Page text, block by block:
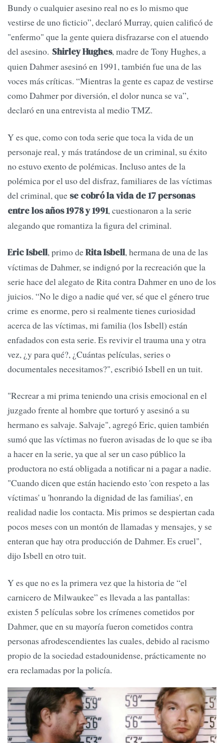
Bundy o cualquier asesino real no es lo mismo que
vestirse de uno ficticio”, declaró Murray, quien calificó de
"enfermo" que la gente quiera disfrazarse con el atuendo
del asesino. Shirley Hughes, madre de Tony Hughes, a
quien Dahmer asesinó en 1991, también fue una de las
voces más críticas. “Mientras la gente es capaz de vestirse
como Dahmer por diversión, el dolor nunca se va”,
declaró en una entrevista al medio TMZ.
Y es que, como con toda serie que toca la vida de un
personaje real, y más tratándose de un criminal, su éxito
no estuvo exento de polémicas. Incluso antes de la
polémica por el uso del disfraz, familiares de las víctimas
del criminal, que se cobró la vida de 17 personas
entre los años 1978 y 1991, cuestionaron a la serie
alegando que romantiza la figura del criminal.
Eric Isbell, primo deRita Isbell, hermana de una de las
víctimas de Dahmer, se indignó por la recreación que la
serie hace del alegato de Rita contra Dahmer en uno de los
juicios. “No le digo a nadie qué ver, sé que el género true
crime es enorme, pero si realmente tienes curiosidad
acerca de las víctimas, mi familia (los Isbell) están
enfadados con esta serie. Es revivir el trauma una y otra
vez, ¿y para qué?, ¿Cuántas películas, series o
documentales necesitamos?", escribió Isbell en un tuit.
"Recrear a mi prima teniendo una crisis emocional en el
juzgado frente al hombre que torturó y asesinó a su
hermano es salvaje. Salvaje", agregó Eric, quien también
sumó que las víctimas no fueron avisadas de lo que se iba
a hacer en la serie, ya que al ser un caso público la
productora no está obligada a notificar ni a pagar a nadie.
"Cuando dicen que están haciendo esto 'con respeto a las
víctimas' u 'honrando la dignidad de las familias', en
realidad nadie los contacta. Mis primos se despiertan cada
pocos meses con un montón de llamadas y mensajes, y se
enteran que hay otra producción de Dahmer. Es cruel",
dijo Isbell en otro tuit.
Y es que no es la primera vez que la historia de “el
carnicero de Milwaukee” es llevada a las pantallas:
existen 5 películas sobre los crímenes cometidos por
Dahmer, que en su mayoría fueron cometidos contra
personas afrodescendientes las cuales, debido al racismo
propio de la sociedad estadounidense, prácticamente no
era reclamadas por la policía.